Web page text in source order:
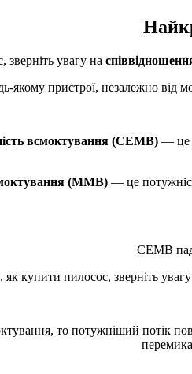
увагу на
якому пристрої, незалежно від
всмоктування (СЕМВ) — це
(ММВ) — це
СЕМВ
купити пилосос, зверніть
то потужніший потік